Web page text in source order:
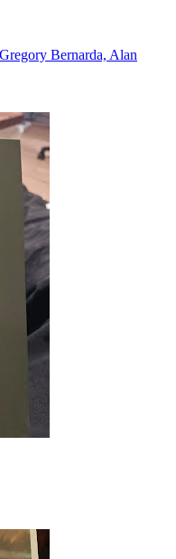
Bernarda, Alan